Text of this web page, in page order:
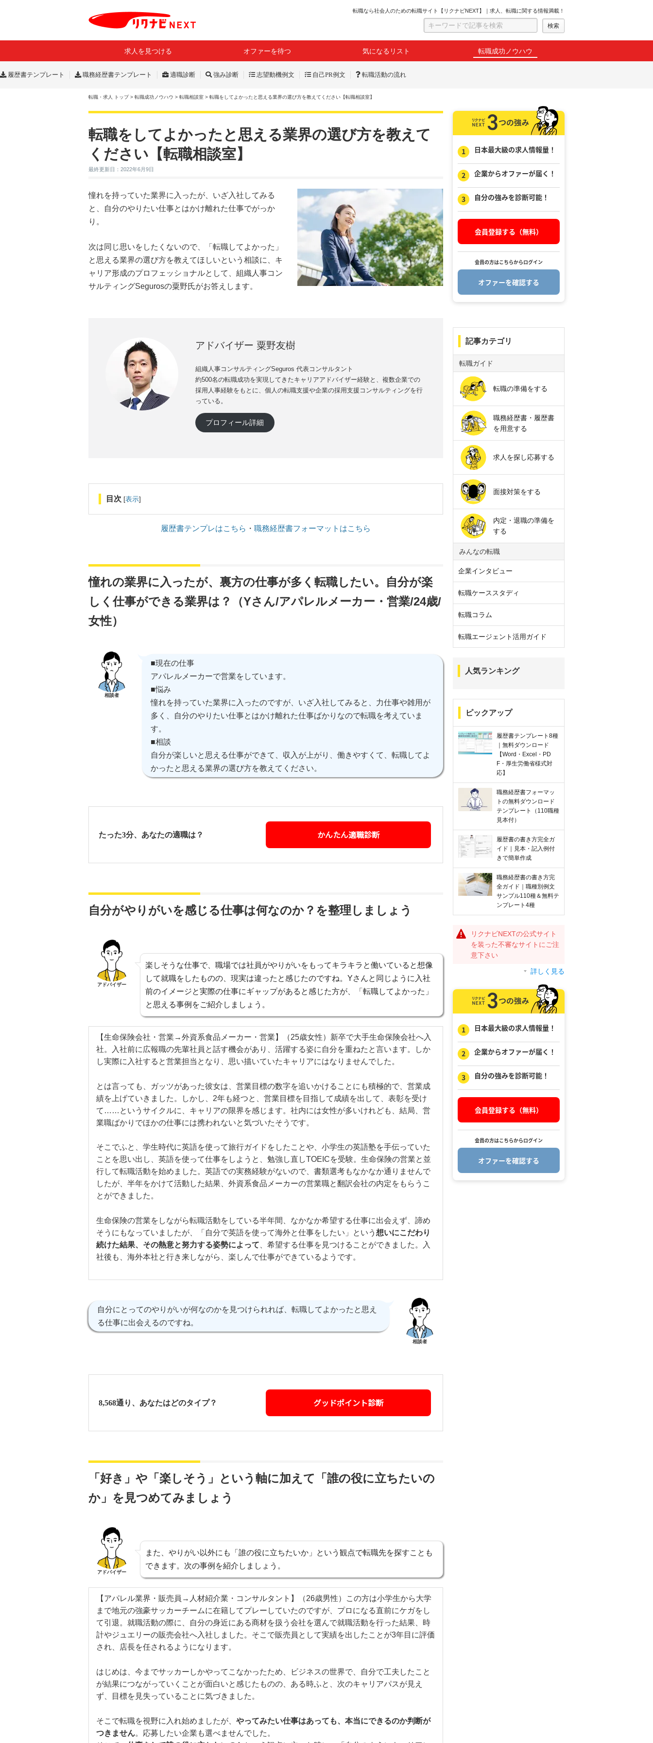
転職なら社会人のための転職サイト【リクナビNEXT】｜求人、転職に関する情報満載！
求人を見つける オファーを待つ 気になるリスト 転職成功ノウハウ
履歴書テンプレート 職務経歴書テンプレート 適職診断 強み診断 志望動機例文 自己PR例文 転職活動の流れ
転職・求人 トップ> 転職成功ノウハウ > 転職相談室 > 転職をしてよかったと思える業界の選び方を教えてください【転職相談室】
転職をしてよかったと思える業界の選び方を教えて
ください【転職相談室】
最終更新日：2022年6月9日
憧れを持っていた業界に入ったが、いざ入社してみる
と、自分のやりたい仕事とはかけ離れた仕事でがっか
り。
次は同じ思いをしたくないので、「転職してよかった」
と思える業界の選び方を教えてほしいという相談に、キ
ャリア形成のプロフェッショナルとして、組織人事コン
サルティングSegurosの粟野氏がお答えします。
アドバイザー 粟野友樹
組織人事コンサルティングSeguros 代表コンサルタント
約500名の転職成功を実現してきたキャリアアドバイザー経験と、複数企業での
採用人事経験をもとに、個人の転職支援や企業の採用支援コンサルティングを行
っている。
プロフィール詳細
目次 [表示]
履歴書テンプレはこちら ・ 職務経歴書フォーマットはこちら
憧れの業界に入ったが、裏方の仕事が多く転職したい。自分が楽
しく仕事ができる業界は？（Yさん/アパレルメーカー・営業/24歳/
女性）
相談者
■現在の仕事
アパレルメーカーで営業をしています。
■悩み
憧れを持っていた業界に入ったのですが、いざ入社してみると、力仕事や雑用が
多く、自分のやりたい仕事とはかけ離れた仕事ばかりなので転職を考えていま
す。
■相談
自分が楽しいと思える仕事ができて、収入が上がり、働きやすくて、転職してよ
かったと思える業界の選び方を教えてください。
たった3分、あなたの適職は？ かんたん適職診断
自分がやりがいを感じる仕事は何なのか？を整理しましょう
アドバイザー
楽しそうな仕事で、職場では社員がやりがいをもってキラキラと働いていると想像
して就職をしたものの、現実は違ったと感じたのですね。Yさんと同じように入社
前のイメージと実際の仕事にギャップがあると感じた方が、「転職してよかった」
と思える事例をご紹介しましょう。
【生命保険会社・営業→外資系食品メーカー・営業】（25歳女性）新卒で大手生命保険会社へ入
社。入社前に広報職の先輩社員と話す機会があり、活躍する姿に自分を重ねたと言います。しか
し実際に入社すると営業担当となり、思い描いていたキャリアにはなりませんでした。
とは言っても、ガッツがあった彼女は、営業目標の数字を追いかけることにも積極的で、営業成
績を上げていきました。しかし、2年も経つと、営業目標を目指して成績を出して、表彰を受け
て……というサイクルに、キャリアの限界を感じます。社内には女性が多いけれども、結局、営
業職ばかりでほかの仕事には携われないと気づいたそうです。
そこでふと、学生時代に英語を使って旅行ガイドをしたことや、小学生の英語塾を手伝っていた
ことを思い出し、英語を使って仕事をしようと、勉強し直しTOEICを受験。生命保険の営業と並
行して転職活動を始めました。英語での実務経験がないので、書類選考もなかなか通りませんで
したが、半年をかけて活動した結果、外資系食品メーカーの営業職と翻訳会社の内定をもらうこ
とができました。
生命保険の営業をしながら転職活動をしている半年間、なかなか希望する仕事に出会えず、諦め
そうにもなっていましたが、「自分で英語を使って海外と仕事をしたい」という 想いにこだわり
続けた結果、その熱意と努力する姿勢によって 、希望する仕事を見つけることができました。入
社後も、海外本社と行き来しながら、楽しんで仕事ができているようです。
自分にとってのやりがいが何なのかを見つけられれば、転職してよかったと思え
る仕事に出会えるのですね。
相談者
8,568通り、あなたはどのタイプ？ グッドポイント診断
「好き」や「楽しそう」という軸に加えて「誰の役に立ちたいの
か」を見つめてみましょう
アドバイザー
また、やりがい以外にも「誰の役に立ちたいか」という観点で転職先を探すことも
できます。次の事例を紹介しましょう。
【アパレル業界・販売員→人材紹介業・コンサルタント】（26歳男性）この方は小学生から大学
まで地元の強豪サッカーチームに在籍してプレーしていたのですが、プロになる直前にケガをし
て引退。就職活動の際に、自分の身近にある商材を扱う会社を選んで就職活動を行った結果、時
計やジュエリーの販売会社へ入社しました。そこで販売員として実績を出したことが3年目に評価
され、店長を任されるようになります。
はじめは、今までサッカーしかやってこなかったため、ビジネスの世界で、自分で工夫したこと
が結果につながっていくことが面白いと感じたものの、ある時ふと、次のキャリアパスが見え
ず、目標を見失っていることに気づきました。
そこで転職を視野に入れ始めましたが、 やってみたい仕事はあっても、本当にできるのか判断が
つきません。応募したい企業も選べませんでした。
日本最大級の求人情報量！
企業からオファーが届く！
自分の強みを診断可能！
会員登録する（無料）
会員の方はこちらからログイン
オファーを確認する
記事カテゴリ
転職ガイド
転職の準備をする
職務経歴書・履歴書
を用意する
求人を探し応募する
面接対策をする
内定・退職の準備を
する
みんなの転職
企業インタビュー
転職ケーススタディ
転職コラム
転職エージェント活用ガイド
人気ランキング
ピックアップ
履歴書テンプレート8種
｜無料ダウンロード
【Word・Excel・PD
F・厚生労働省様式対
応】
職務経歴書フォーマッ
トの無料ダウンロード
テンプレート（110職種
見本付）
履歴書の書き方完全ガ
イド｜見本・記入例付
きで簡単作成
職務経歴書の書き方完
全ガイド｜職種別例文
サンプル110種＆無料テ
ンプレート4種
リクナビNEXTの公式サイト
を装った不審なサイトにご注
意下さい
詳しく見る
日本最大級の求人情報量！
企業からオファーが届く！
自分の強みを診断可能！
会員登録する（無料）
会員の方はこちらからログイン
オファーを確認する